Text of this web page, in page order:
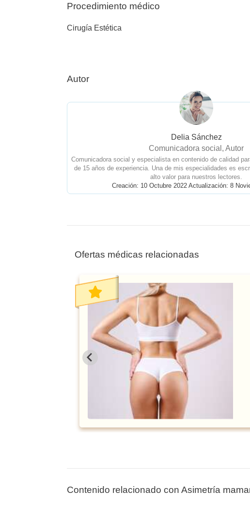
Procedimiento médico
Cirugía Estética
Autor
Delia Sánchez
Comunicadora social, Autor
Comunicadora social y especialista en contenido de calidad
de 15 años de experiencia. Una de mis especialidades es
alto valor para nuestros lectores.
Creación: 10 Octubre 2022 Actualización: 8
Ofertas médicas relacionadas
Contenido relacionado con Asimetría